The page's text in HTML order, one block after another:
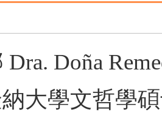
Dra. Doña
大學文哲學